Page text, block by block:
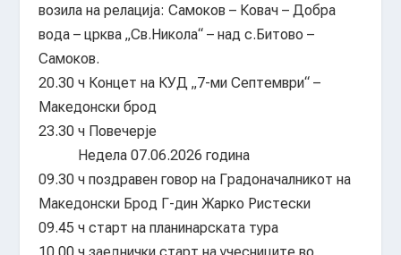
возила на релација: Самоков – Ковач – Добра
вода – црква „Св.Никола“ – над с.Битово –
Самоков.
20.30 ч Концет на КУД „7-ми Септември“ –
Македонски брод
23.30 ч Повечерје
Недела 07.06.2026 година
09.30 ч поздравен говор на Градоначалникот на
Македонски Брод Г-дин Жарко Ристески
09.45 ч старт на планинарската тура
10.00 ч заеднички старт на учесниците во